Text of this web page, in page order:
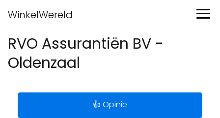
WinkelWereld
RVO Assurantiën BV -
Oldenzaal
👍 Opinie